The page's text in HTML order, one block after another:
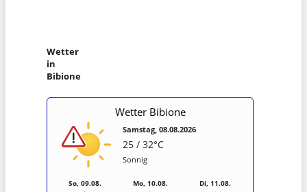
Wetter
in
Bibione
Wetter Bibione
Samstag, 08.08.2026
25 / 32°C
Sonnig
So, 09.08. Mo, 10.08. Di, 11.08.